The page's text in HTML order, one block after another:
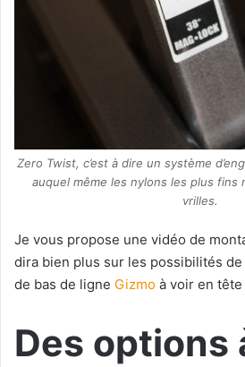
Zero Twist, c’est à dire un système
auquel même les nylons les plus
vrilles.
Je vous propose une vidéo de
dira bien plus sur les possibilités
de bas de ligne Gizmo à voir en
Des options